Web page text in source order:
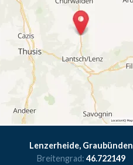
Lenzerheide, Graubünden
Breitengrad: 46.722149